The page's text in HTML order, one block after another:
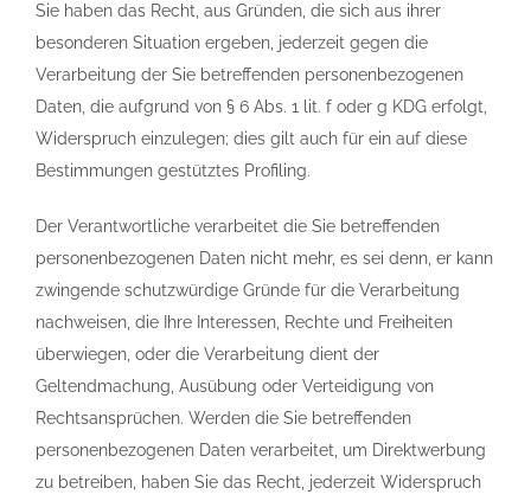
Sie haben das Recht, aus Gründen, die sich aus ihrer
besonderen Situation ergeben, jederzeit gegen die
Verarbeitung der Sie betreffenden personenbezogenen
Daten, die aufgrund von § 6 Abs. 1 lit. f oder g KDG erfolgt,
Widerspruch einzulegen; dies gilt auch für ein auf diese
Bestimmungen gestütztes Profiling.
Der Verantwortliche verarbeitet die Sie betreffenden
personenbezogenen Daten nicht mehr, es sei denn, er kann
zwingende schutzwürdige Gründe für die Verarbeitung
nachweisen, die Ihre Interessen, Rechte und Freiheiten
überwiegen, oder die Verarbeitung dient der
Geltendmachung, Ausübung oder Verteidigung von
Rechtsansprüchen. Werden die Sie betreffenden
personenbezogenen Daten verarbeitet, um Direktwerbung
zu betreiben, haben Sie das Recht, jederzeit Widerspruch